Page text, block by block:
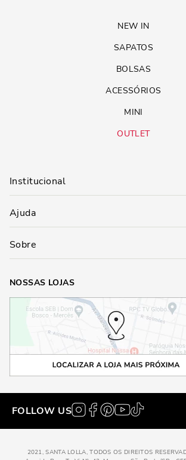
NEW IN
SAPATOS
BOLSAS
ACESSÓRIOS
MINI
OUTLET
Institucional
Ajuda
Sobre
NOSSAS LOJAS
FOLLOW US
2021, SANTA LOLLA, TODOS OS DIREITOS